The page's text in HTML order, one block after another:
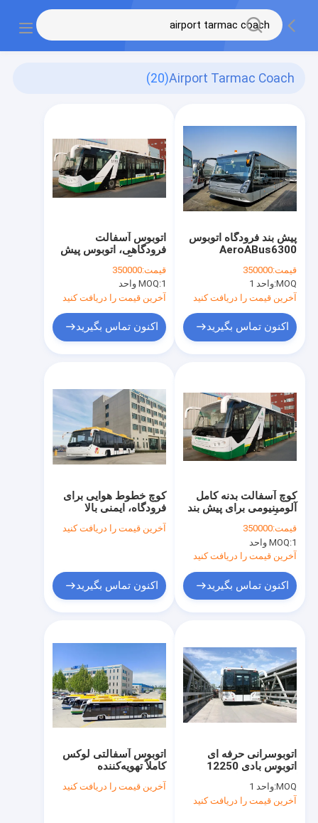
Airport Tarmac Coach
(20)
اتوبوس آسفالت
فرودگاهی، اتوبوس پیش
قیمت:350000
MOQ:1 واحد
آخرین قیمت را دریافت کنید
اکنون تماس بگیرید
پیش بند فرودگاه اتوبوس
AeroABus6300
آلومینیومی کامل
قیمت:350000
MOQ: واحد 1
آخرین قیمت را دریافت کنید
اکنون تماس بگیرید
کوچ خطوط هوایی برای
فرودگاه، ایمنی بالا
آخرین قیمت را دریافت کنید
اکنون تماس بگیرید
کوچ آسفالت بدنه کامل
آلومینیومی برای پیش بند
قیمت:350000
MOQ:1 واحد
آخرین قیمت را دریافت کنید
اکنون تماس بگیرید
اتوبوس آسفالتی لوکس
کاملاً تهویه‌کننده
آخرین قیمت را دریافت کنید
اتوبوسرانی حرفه ای
اتوبوس بادی 12250
MOQ: واحد 1
آخرین قیمت را دریافت کنید